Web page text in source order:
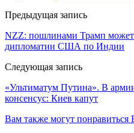
Предыдущая запись
NZZ: пошлинами Трамп может
дипломатии США по Индии
Следующая запись
«Ультиматум Путина». В
консенсус: Киев капут
Вам также могут понравиться